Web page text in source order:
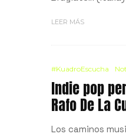
LEER MÁS
#KuadroEscucha
Indie pop
Rafo De La
Los caminos